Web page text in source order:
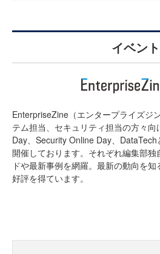
イベント
EnterpriseZine（エンタープライズジ
テム担当、セキュリティ担当の方々
Day、Security Online Day、
開催しております。それぞれ編集部
ドや最新事例を網羅。最新の動向を知
好評を得ています。